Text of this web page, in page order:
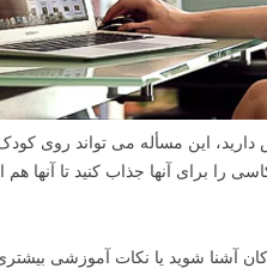
این مسأله می تواند روی کودک
برای آنها جذاب کنید تا آنها
آشنا شوید یا نکات آموزشی